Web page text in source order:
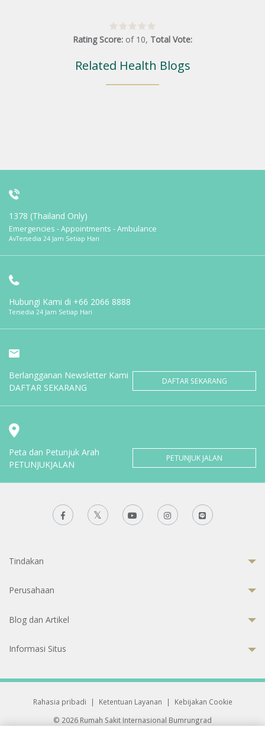
Rating Score: of 10, Total Vote:
Related Health Blogs
1378 (Thailand Only)
Emergencies - Appointments - Ambulance
AvTersedia 24 Jam Setiap Hari
Hubungi Kami di +66 2066 8888
Tersedia 24 Jam Setiap Hari
Berlangganan Newsletter Kami
DAFTAR SEKARANG
DAFTAR SEKARANG
Peta dan Petunjuk Arah
PETUNJUKJALAN
PETUNJUK JALAN
Tindakan
Perusahaan
Blog dan Artikel
Informasi Situs
Rahasia pribadi | Ketentuan Layanan |
Kebijakan Cookie
© 2026 Rumah Sakit Internasional Bumrungrad